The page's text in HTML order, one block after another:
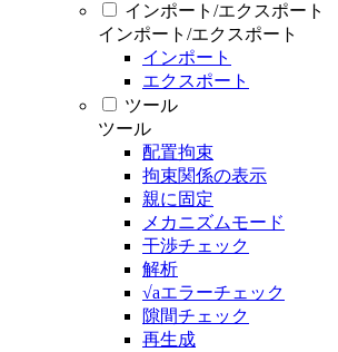
インポート/エクスポート
インポート/エクスポート
インポート
エクスポート
ツール
ツール
配置拘束
拘束関係の表示
親に固定
メカニズムモード
干渉チェック
解析
√aエラーチェック
隙間チェック
再生成